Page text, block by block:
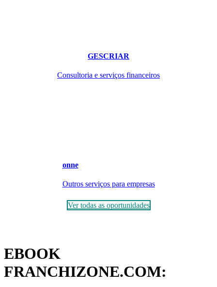
GESCRIAR
Consultoria e serviços financeiros
onne
Outros serviços para empresas
Ver todas as oportunidades
EBOOK
FRANCHIZONE.COM: